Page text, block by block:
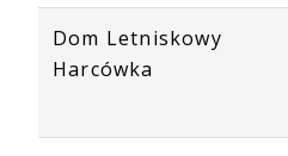
Dom Letniskowy
Harcówka